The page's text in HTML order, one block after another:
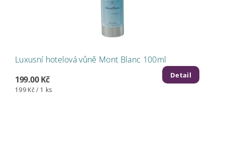
Luxusní hotelová vůně Mont Blanc 100ml
199.00 Kč
199 Kč / 1 ks
Detail